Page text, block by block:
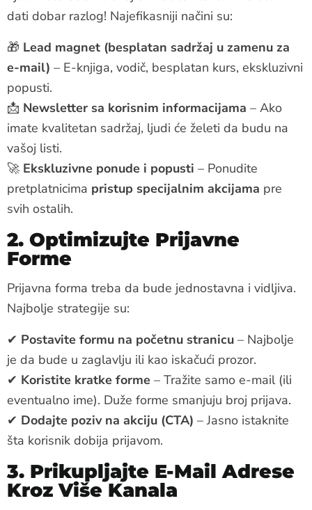
dati dobar razlog! Najefikasniji načini su:
🎁 Lead magnet (besplatan sadržaj u zamenu za
e-mail) – E-knjiga, vodič, besplatan kurs, ekskluzivni
popusti.
📩 Newsletter sa korisnim informacijama – Ako
imate kvalitetan sadržaj, ljudi će želeti da budu na
vašoj listi.
🚀 Ekskluzivne ponude i popusti – Ponudite
pretplatnicima pristup specijalnim akcijama pre
svih ostalih.
2. Optimizujte Prijavne
Forme
Prijavna forma treba da bude jednostavna i vidljiva.
Najbolje strategije su:
✔ Postavite formu na početnu stranicu – Najbolje
je da bude u zaglavlju ili kao iskačući prozor.
✔ Koristite kratke forme – Tražite samo e-mail (ili
eventualno ime). Duže forme smanjuju broj prijava.
✔ Dodajte poziv na akciju (CTA) – Jasno istaknite
šta korisnik dobija prijavom.
3. Prikupljajte E-Mail Adrese
Kroz Više Kanala